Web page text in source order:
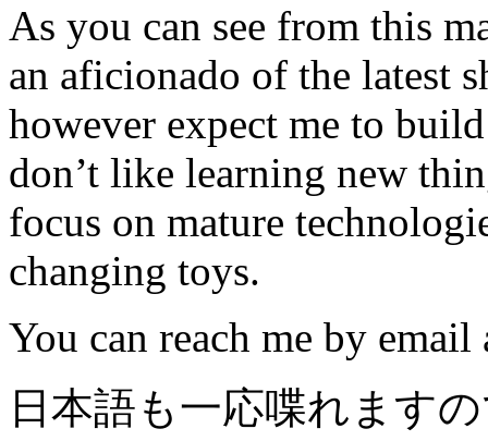
As you can see from this
an aficionado of the latest
however expect me to
don’t like learning new
focus on mature
changing toys.
You can reach me by
日本語も一応喋れます